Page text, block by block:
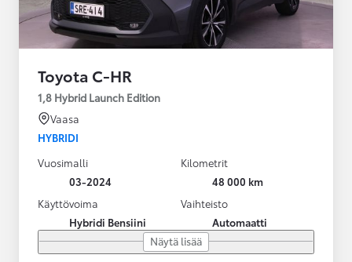
Toyota C-HR
1,8 Hybrid Launch Edition
Vaasa
HYBRIDI
Vuosimalli
03-2024
Kilometrit
48 000 km
Käyttövoima
Hybridi Bensiini
Vaihteisto
Automaatti
Näytä lisää